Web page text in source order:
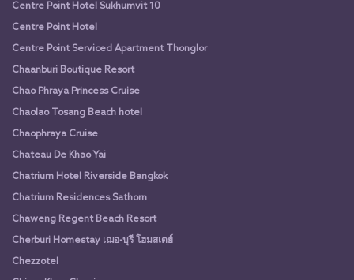
Centre Point Hotel Sukhumvit 10
Centre Point Hotel
Centre Point Serviced Apartment Thonglor
Chaanburi Boutique Resort
Chao Phraya Princess Cruise
Chaolao Tosang Beach hotel
Chaophraya Cruise
Chateau De Khao Yai
Chatrium Hotel Riverside Bangkok
Chatrium Residences Sathorn
Chaweng Regent Beach Resort
Cherburi Homestay เฌอ-บุรี โฮมสเตย์
Chezzotel